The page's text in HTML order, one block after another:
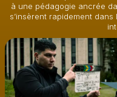
à une pédagogie ancrée
s’insèrent rapidement